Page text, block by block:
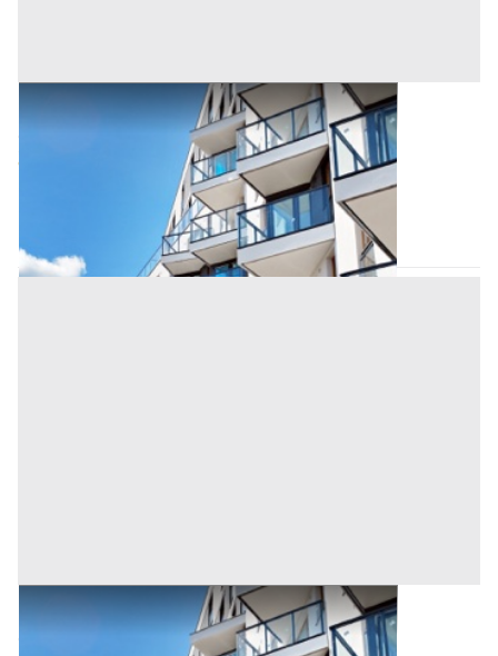
Appartamento all'asta a Salerno
(Salerno)
39.831,58 € 53.108,78 €
AM3331328
Appartamento all'asta a Salerno